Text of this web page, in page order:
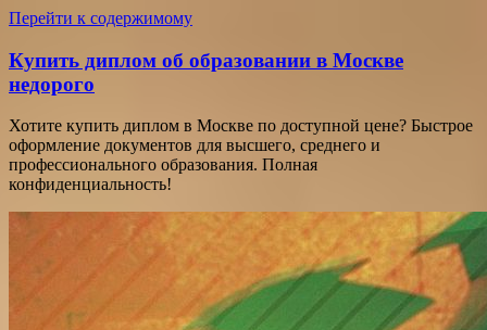
Перейти к содержимому
Купить диплом об образовании в Москве
недорого
Хотите купить диплом в Москве по доступной цене? Быстрое
оформление документов для высшего, среднего и
профессионального образования. Полная
конфиденциальность!